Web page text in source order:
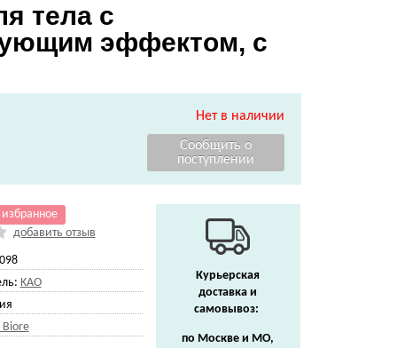
тела с
эффектом, с
Нет в наличии
добавить отзыв
KAO
Biore
Курьерская
доставка и
самовывоз:
по Москве и МО,